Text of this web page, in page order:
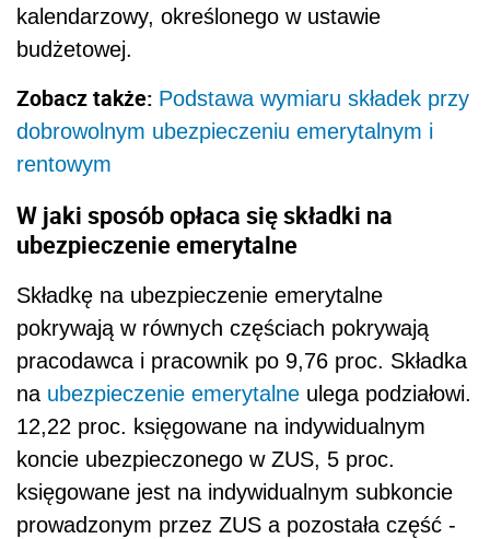
kalendarzowy, określonego w ustawie
budżetowej.
Zobacz także: Podstawa wymiaru składek przy
dobrowolnym ubezpieczeniu emerytalnym i
rentowym
W jaki sposób opłaca się składki na
ubezpieczenie emerytalne
Składkę na ubezpieczenie emerytalne
pokrywają w równych częściach pokrywają
pracodawca i pracownik po 9,76 proc. Składka
na ubezpieczenie emerytalne ulega podziałowi.
12,22 proc. księgowane na indywidualnym
koncie ubezpieczonego w ZUS, 5 proc.
księgowane jest na indywidualnym subkoncie
prowadzonym przez ZUS a pozostała część -